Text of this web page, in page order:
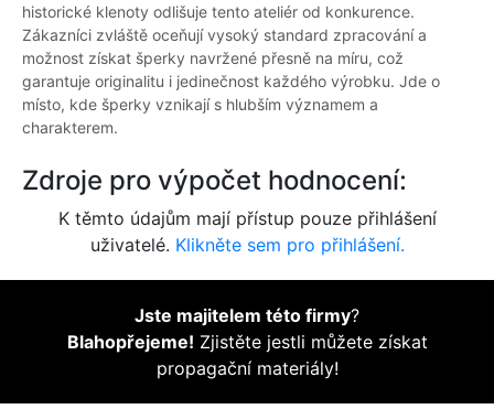
historické klenoty odlišuje tento ateliér od konkurence.
Zákazníci zvláště oceňují vysoký standard zpracování a
možnost získat šperky navržené přesně na míru, což
garantuje originalitu i jedinečnost každého výrobku. Jde o
místo, kde šperky vznikají s hlubším významem a
charakterem.
Zdroje pro výpočet hodnocení:
K těmto údajům mají přístup pouze přihlášení
uživatelé. Klikněte sem pro přihlášení.
Jste majitelem této firmy?
Blahopřejeme! Zjistěte jestli můžete získat
propagační materiály!